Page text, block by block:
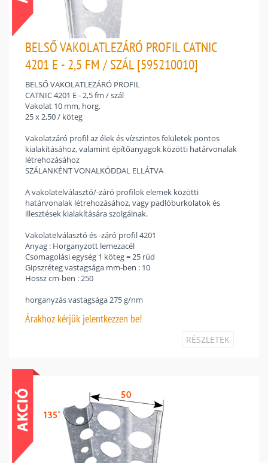
BELSŐ VAKOLATLEZÁRÓ PROFIL CATNIC
4201 E - 2,5 FM / SZÁL [595210010]
BELSŐ VAKOLATLEZÁRÓ PROFIL
CATNIC 4201 E - 2,5 fm / szál
Vakolat 10 mm, horg.
25 x 2,50 / köteg
Vakolatzáró profil az élek és vízszintes felületek pontos
kialakításához, valamint építőanyagok közötti határvonalak
létrehozásához
SZÁLANKÉNT VONALKÓDDAL ELLÁTVA
A vakolatelválasztó/-záró profilok elemek közötti
határvonalak létrehozásához, vagy padlóburkolatok és
illesztések kialakítására szolgálnak.
Vakolatelválasztó és -záró profil 4201
Anyag : Horganyzott lemezacél
Csomagolási egység 1 köteg = 25 rúd
Gipszréteg vastagsága mm-ben : 10
Hossz cm-ben : 250
horganyzás vastagsága 275 g/nm
Árakhoz kérjük jelentkezzen be!
RÉSZLETEK